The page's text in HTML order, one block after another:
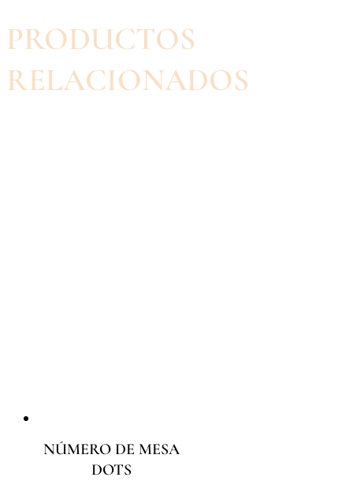
PRODUCTOS
RELACIONADOS
NÚMERO DE MESA
DOTS